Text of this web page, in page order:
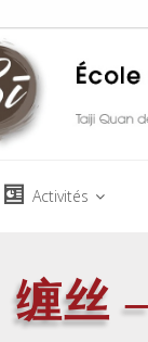
Activités
缠丝